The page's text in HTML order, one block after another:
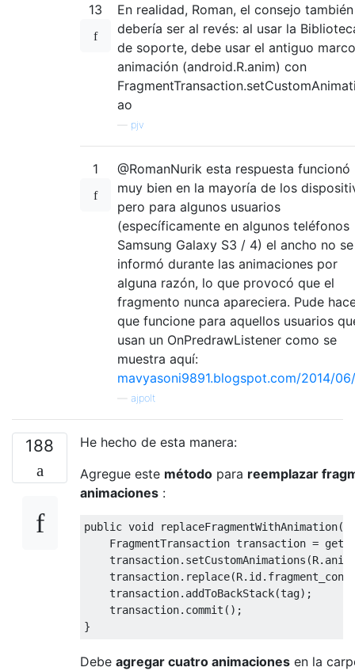
13
En realidad, Roman, el consejo también
debería ser al revés: al usar la
de soporte, debe usar el antiguo
animación (android.R.anim) con
ao
pjv
1
@RomanNurik esta respuesta funcionó
muy bien en la mayoría de los
pero para algunos usuarios
(específicamente en algunos teléfonos
Samsung Galaxy S3 / 4) el ancho no se
informó durante las animaciones por
alguna razón, lo que provocó que el
fragmento nunca apareciera. Pude
que funcione para aquellos usuarios
usan un OnPredrawListener como se
muestra aquí:
mavyasoni9891.blogspot.com/2014/
ajpolt
188
He hecho de esta manera:
Agregue este método para reemplazar
animaciones :
public void replaceFragmentWithAnimation(
FragmentTransaction transaction =
    transaction
. setCustomAnimations (R. anim
    transaction
. replace(R. id.
    transaction
. addToBackStack(tag);
    transaction
. commit ();
}
Debe agregar cuatro animaciones en la